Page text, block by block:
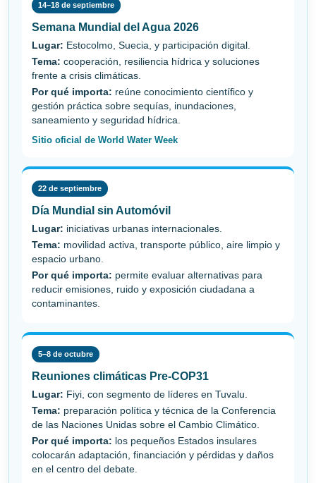
14–18 de septiembre
Semana Mundial del Agua 2026
Lugar: Estocolmo, Suecia, y participación digital.
Tema: cooperación, resiliencia hídrica y soluciones
frente a crisis climáticas.
Por qué importa: reúne conocimiento científico y
gestión práctica sobre sequías, inundaciones,
saneamiento y seguridad hídrica.
Sitio oficial de World Water Week
22 de septiembre
Día Mundial sin Automóvil
Lugar: iniciativas urbanas internacionales.
Tema: movilidad activa, transporte público, aire limpio y
espacio urbano.
Por qué importa: permite evaluar alternativas para
reducir emisiones, ruido y exposición ciudadana a
contaminantes.
5–8 de octubre
Reuniones climáticas Pre-COP31
Lugar: Fiyi, con segmento de líderes en Tuvalu.
Tema: preparación política y técnica de la Conferencia
de las Naciones Unidas sobre el Cambio Climático.
Por qué importa: los pequeños Estados insulares
colocarán adaptación, financiación y pérdidas y daños
en el centro del debate.